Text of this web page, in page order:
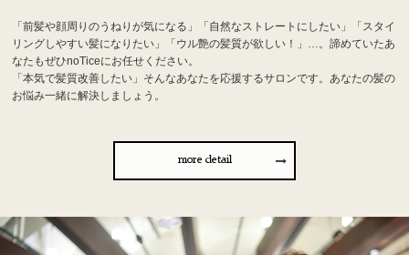
「前髪や顔周りのうねりが気になる」「自然なストレートにしたい」「スタイ
リングしやすい髪になりたい」「ウル艶の髪質が欲しい！」…。諦めていたあ
なたもぜひnoTiceにお任せください。
「本気で髪質改善したい」そんなあなたを応援するサロンです。あなたの髪の
お悩み一緒に解決しましょう。
more detail